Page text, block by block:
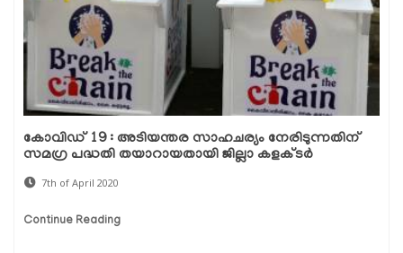
കോവിഡ് 19 : അടിയന്തര സാഹചര്യം നേരിടുന്നതിന്
സമഗ്ര പദ്ധതി തയാറായതായി ജില്ലാ കളക്ടര്‍
7th of April 2020
Continue Reading